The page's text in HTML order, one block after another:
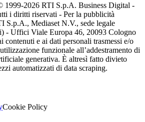
1999-2026 RTI S.p.A. Business Digital -
i diritti riservati - Per la pubblicità
S.p.A., Mediaset N.V., sede legale
- Uffici Viale Europa 46, 20093 Cologno
contenuti e ai dati personali trasmessi e/o
funzionale all’addestramento di
generativa. È altresì fatto divieto
automatizzati di data scraping.
Cookie Policy